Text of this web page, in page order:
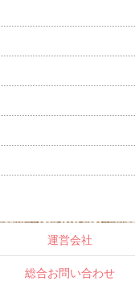
運営会社
総合お問い合わせ